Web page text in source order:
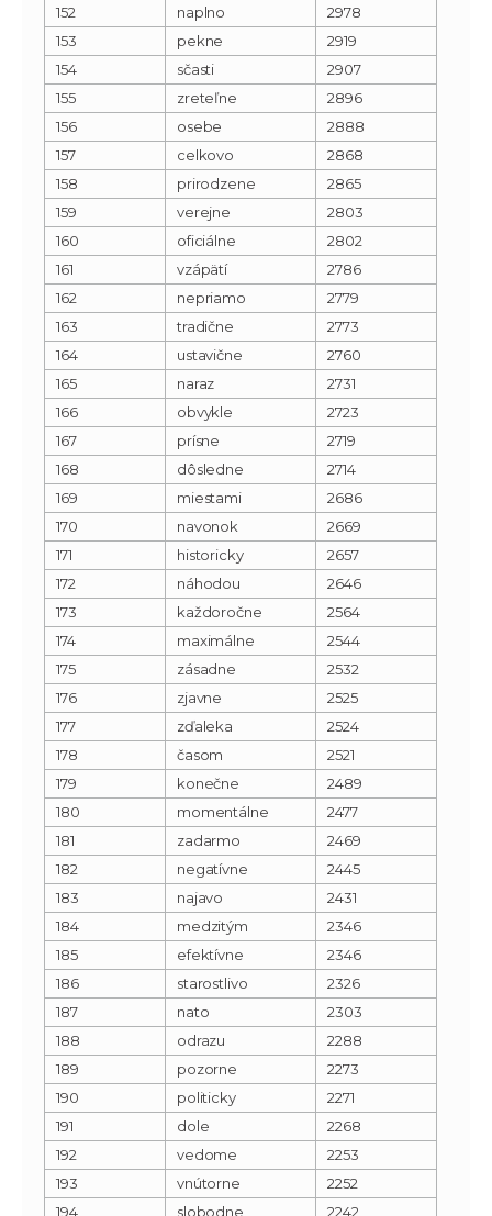
152
naplno
2978
153
pekne
2919
154
sčasti
2907
155
zreteľne
2896
156
osebe
2888
157
celkovo
2868
158
prirodzene
2865
159
verejne
2803
160
oficiálne
2802
161
vzápätí
2786
162
nepriamo
2779
163
tradične
2773
164
ustavične
2760
165
naraz
2731
166
obvykle
2723
167
prísne
2719
168
dôsledne
2714
169
miestami
2686
170
navonok
2669
171
historicky
2657
172
náhodou
2646
173
každoročne
2564
174
maximálne
2544
175
zásadne
2532
176
zjavne
2525
177
zďaleka
2524
178
časom
2521
179
konečne
2489
180
momentálne
2477
181
zadarmo
2469
182
negatívne
2445
183
najavo
2431
184
medzitým
2346
185
efektívne
2346
186
starostlivo
2326
187
nato
2303
188
odrazu
2288
189
pozorne
2273
190
politicky
2271
191
dole
2268
192
vedome
2253
193
vnútorne
2252
194
slobodne 2242